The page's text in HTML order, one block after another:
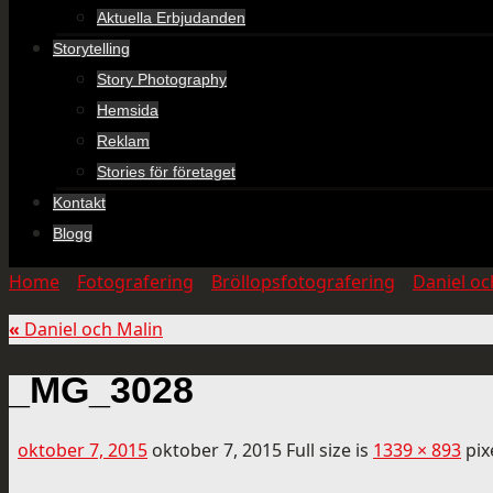
Aktuella Erbjudanden
Storytelling
Story Photography
Hemsida
Reklam
Stories för företaget
Kontakt
Blogg
Home Fotografering Bröllopsfotografering Daniel
« Daniel och Malin
_MG_3028
oktober 7, 2015 oktober 7, 2015 Full size is 1339 × 893